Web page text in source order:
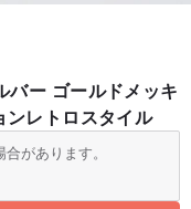
バー ゴールドメッキ
ンレトロスタイル
があります。